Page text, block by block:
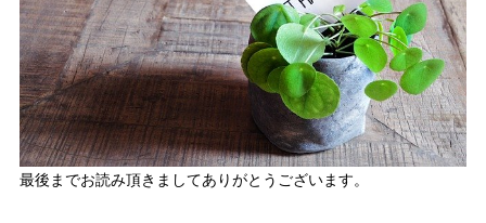
最後までお読み頂きましてありがとうございます。